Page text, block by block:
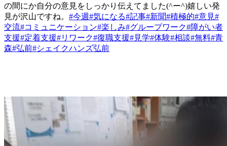
の間にか自分の意見をしっかり伝えてました(^ー^)嬉しい発
見が沢山ですね。 #今週#気になる#記事#新聞#積極的#意見#
交流#コミュニケーション#楽しみ#グループワーク#障がい者
支援#定着支援#リワーク#復職支援#見学#体験#相談#無料#青
森#弘前#シェイクハンズ弘前